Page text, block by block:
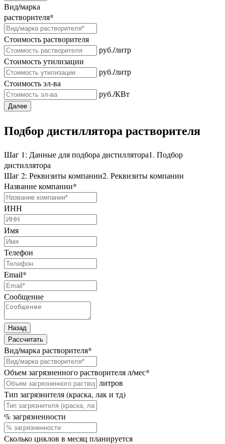
Вид/марка
растворителя*
Стоимость растворителя
руб./литр
Стоимость утилизации
руб./литр
Стоимость эл-ва
руб./КВт
Далее
Подбор дистиллятора растворителя
Шаг 1: Данные для подбора дистиллятора1. Подбор
дистиллятора
Шаг 2: Реквизиты компании2. Реквизиты компании
Название компании*
ИНН
Имя
Телефон
Email*
Сообщение
Назад
Рассчитать
Вид/марка растворителя*
Объем загрязненного растворителя л/мес*
литров
Тип загрязнителя (краска, лак и тд)
% загрязненности
Сколько циклов в месяц планируется